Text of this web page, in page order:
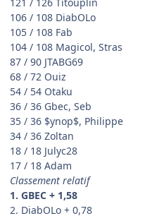
121 / 126 Titouplin
106 / 108 DiabOLo
105 / 108 Fab
104 / 108 Magicol, Stras
87 / 90 JTABG69
68 / 72 Ouiz
54 / 54 Otaku
36 / 36 Gbec, Seb
35 / 36 $ynop$, Philippe
34 / 36 Zoltan
18 / 18 Julyc28
17 / 18 Adam
Classement relatif
1. GBEC + 1,58
2. DiabOLo + 0,78